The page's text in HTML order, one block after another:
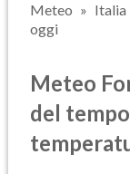
Meteo Italia
oggi
Meteo
del